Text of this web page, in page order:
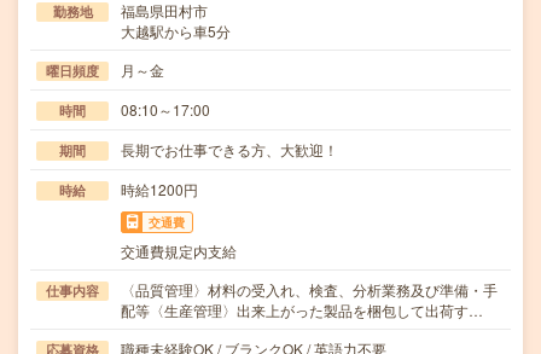
勤務地
福島県田村市
大越駅から車5分
曜日頻度 月～金
時間 08:10～17:00
期間 長期でお仕事できる方、大歓迎！
時給 時給1200円
交通費
交通費規定内支給
仕事内容
〈品質管理〉材料の受入れ、検査、分析業務及び準備・手
配等〈生産管理〉出来上がった製品を梱包して出荷す…
応募資格
職種未経験OK / ブランクOK / 英語力不要